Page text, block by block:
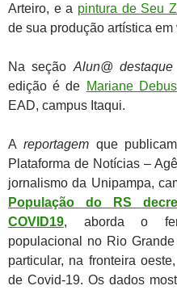
Arteiro, e a pintura de Seu
de sua produção artística em
Na seção Alun@ destaque
edição é de Mariane Debus
EAD, campus Itaqui.
A reportagemque
Plataforma de Notícias –
jornalismo da Unipampa,
População do RS
COVID19, aborda o
populacional no Rio
particular, na fronteira
de Covid-19. Os dados